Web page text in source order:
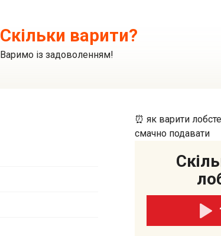
Скільки варити?
Варимо із задоволенням!
⏰ як варити
смачно подавати
Скільки варити